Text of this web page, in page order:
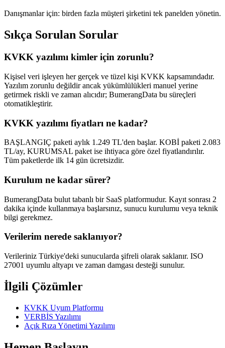
Danışmanlar için: birden fazla müşteri şirketini tek panelden yönetin.
Sıkça Sorulan Sorular
KVKK yazılımı kimler için zorunlu?
Kişisel veri işleyen her gerçek ve tüzel kişi KVKK kapsamındadır.
Yazılım zorunlu değildir ancak yükümlülükleri manuel yerine
getirmek riskli ve zaman alıcıdır; BumerangData bu süreçleri
otomatikleştirir.
KVKK yazılımı fiyatları ne kadar?
BAŞLANGIÇ paketi aylık 1.249 TL'den başlar. KOBİ paketi 2.083
TL/ay, KURUMSAL paket ise ihtiyaca göre özel fiyatlandırılır.
Tüm paketlerde ilk 14 gün ücretsizdir.
Kurulum ne kadar sürer?
BumerangData bulut tabanlı bir SaaS platformudur. Kayıt sonrası 2
dakika içinde kullanmaya başlarsınız, sunucu kurulumu veya teknik
bilgi gerekmez.
Verilerim nerede saklanıyor?
Verileriniz Türkiye'deki sunucularda şifreli olarak saklanır. ISO
27001 uyumlu altyapı ve zaman damgası desteği sunulur.
İlgili Çözümler
KVKK Uyum Platformu
VERBİS Yazılımı
Açık Rıza Yönetimi Yazılımı